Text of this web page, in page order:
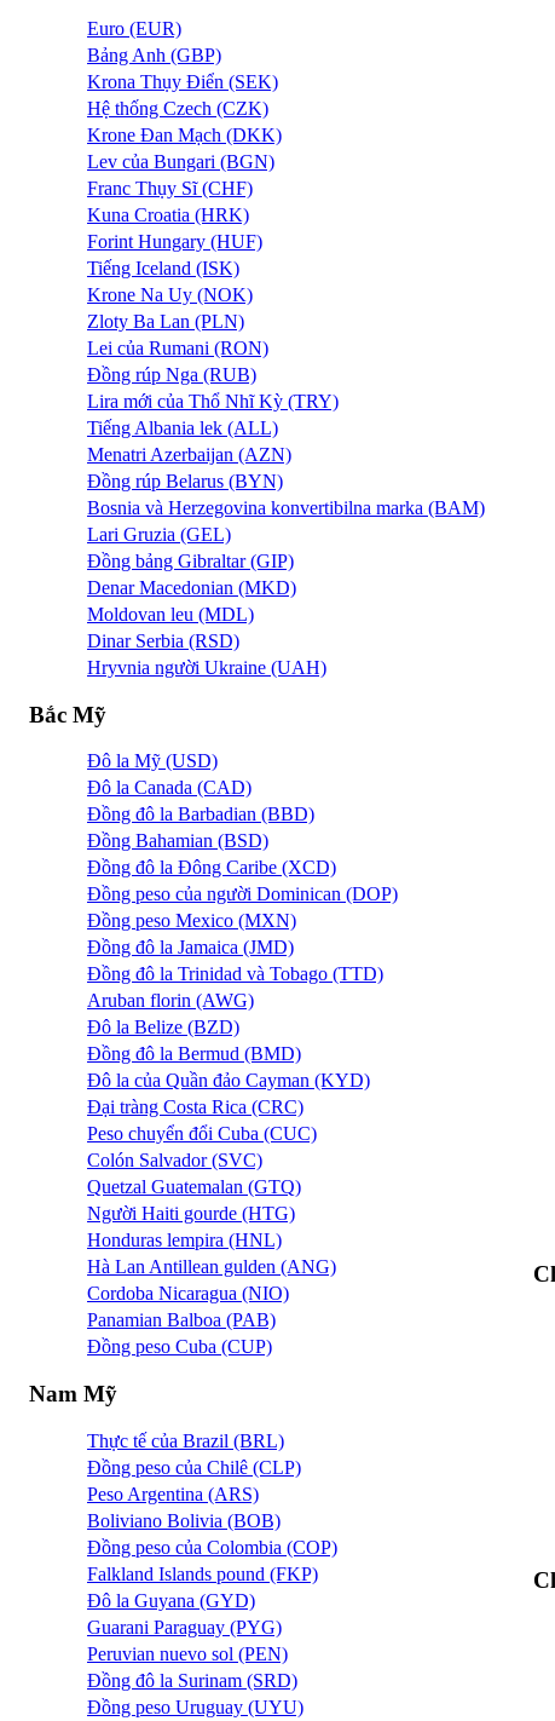
Euro (EUR)
Bảng Anh (GBP)
Krona Thụy Điển (SEK)
Hệ thống Czech (CZK)
Krone Đan Mạch (DKK)
Lev của Bungari (BGN)
Franc Thụy Sĩ (CHF)
Kuna Croatia (HRK)
Forint Hungary (HUF)
Tiếng Iceland (ISK)
Krone Na Uy (NOK)
Zloty Ba Lan (PLN)
Lei của Rumani (RON)
Đồng rúp Nga (RUB)
Lira mới của Thổ Nhĩ Kỳ (TRY)
Tiếng Albania lek (ALL)
Menatri Azerbaijan (AZN)
Đồng rúp Belarus (BYN)
Bosnia và Herzegovina konvertibilna marka (BAM)
Lari Gruzia (GEL)
Đồng bảng Gibraltar (GIP)
Denar Macedonian (MKD)
Moldovan leu (MDL)
Dinar Serbia (RSD)
Hryvnia người Ukraine (UAH)
Bắc Mỹ
Đô la Mỹ (USD)
Đô la Canada (CAD)
Đồng đô la Barbadian (BBD)
Đồng Bahamian (BSD)
Đồng đô la Đông Caribe (XCD)
Đồng peso của người Dominican (DOP)
Đồng peso Mexico (MXN)
Đồng đô la Jamaica (JMD)
Đồng đô la Trinidad và Tobago (TTD)
Aruban florin (AWG)
Đô la Belize (BZD)
Đồng đô la Bermud (BMD)
Đô la của Quần đảo Cayman (KYD)
Đại tràng Costa Rica (CRC)
Peso chuyển đổi Cuba (CUC)
Colón Salvador (SVC)
Quetzal Guatemalan (GTQ)
Người Haiti gourde (HTG)
Honduras lempira (HNL)
Hà Lan Antillean gulden (ANG)
Cordoba Nicaragua (NIO)
Panamian Balboa (PAB)
Đồng peso Cuba (CUP)
Nam Mỹ
Thực tế của Brazil (BRL)
Đồng peso của Chilê (CLP)
Peso Argentina (ARS)
Boliviano Bolivia (BOB)
Đồng peso của Colombia (COP)
Falkland Islands pound (FKP)
Đô la Guyana (GYD)
Guarani Paraguay (PYG)
Peruvian nuevo sol (PEN)
Đồng đô la Surinam (SRD)
Đồng peso Uruguay (UYU)